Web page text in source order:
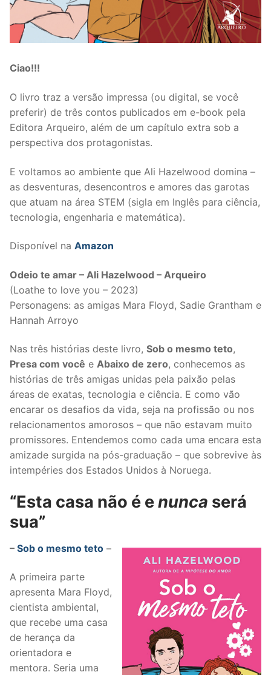
Ciao!!!
O livro traz a versão impressa (ou digital, se você
preferir) de três contos publicados em e-book pela
Editora Arqueiro, além de um capítulo extra sob a
perspectiva dos protagonistas.
E voltamos ao ambiente que Ali Hazelwood domina –
as desventuras, desencontros e amores das garotas
que atuam na área STEM (sigla em Inglês para ciência,
tecnologia, engenharia e matemática).
Disponível na Amazon
Odeio te amar – Ali Hazelwood – Arqueiro
(Loathe to love you – 2023)
Personagens: as amigas Mara Floyd, Sadie Grantham e
Hannah Arroyo
Nas três histórias deste livro, Sob o mesmo teto,
Presa com você e Abaixo de zero, conhecemos as
histórias de três amigas unidas pela paixão pelas
áreas de exatas, tecnologia e ciência. E como vão
encarar os desafios da vida, seja na profissão ou nos
relacionamentos amorosos – que não estavam muito
promissores. Entendemos como cada uma encara esta
amizade surgida na pós-graduação – que sobrevive às
intempéries dos Estados Unidos à Noruega.
“Esta casa não é enunca será
sua”
– Sob o mesmo teto –
A primeira parte
apresenta Mara Floyd,
cientista ambiental,
que recebe uma casa
de herança da
orientadora e
mentora. Seria uma